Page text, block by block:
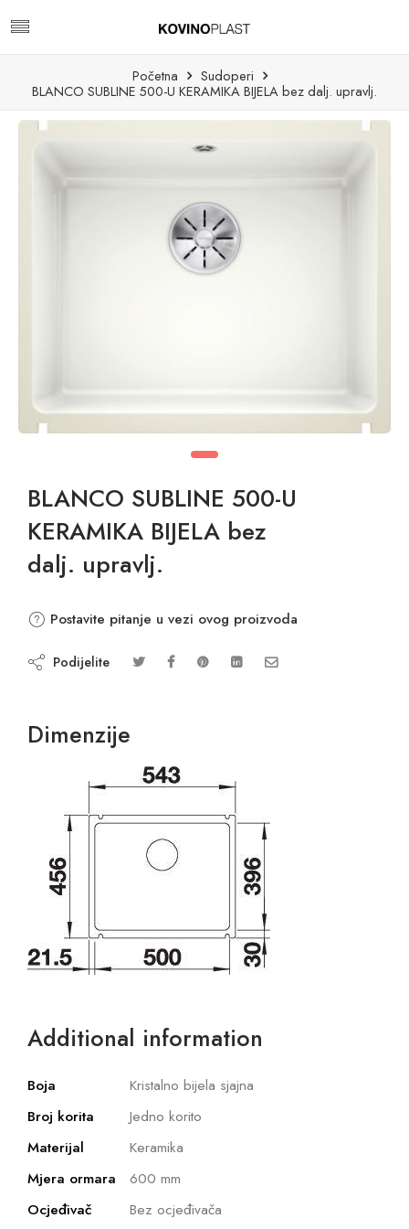
Početna
Sudoperi
BLANCO SUBLINE 500-U KERAMIKA BIJELA bez dalj. upravlj.
BLANCO SUBLINE 500-U
KERAMIKA BIJELA bez
dalj. upravlj.
Postavite pitanje u vezi ovog proizvoda
Podijelite
Dimenzije
Additional information
Boja
Kristalno bijela sjajna
Broj korita
Jedno korito
Materijal
Keramika
Mjera ormara
600 mm
Ocjeđivač
Bez ocjeđivača